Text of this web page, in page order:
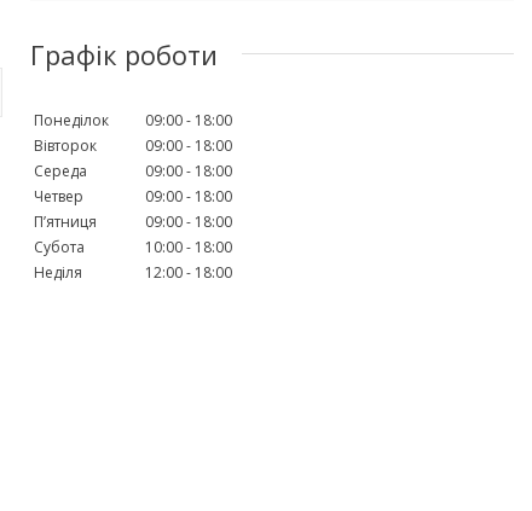
Графік роботи
Понеділок 09:00
18:00
Вівторок
09:00
18:00
Середа
09:00
18:00
Четвер
09:00
18:00
Пʼятниця
09:00
18:00
Субота
10:00
18:00
Неділя
12:00 18:00